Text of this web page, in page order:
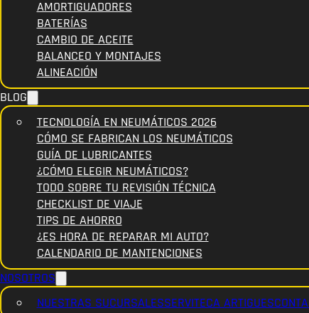
AMORTIGUADORES
BATERÍAS
CAMBIO DE ACEITE
BALANCEO Y MONTAJES
ALINEACIÓN
BLOG
TECNOLOGÍA EN NEUMÁTICOS 2026
CÓMO SE FABRICAN LOS NEUMÁTICOS
GUÍA DE LUBRICANTES
¿CÓMO ELEGIR NEUMÁTICOS?
TODO SOBRE TU REVISIÓN TÉCNICA
CHECKLIST DE VIAJE
TIPS DE AHORRO
¿ES HORA DE REPARAR MI AUTO?
CALENDARIO DE MANTENCIONES
NOSOTROS
NUESTRAS SUCURSALESSERVITECA ARTIGUES